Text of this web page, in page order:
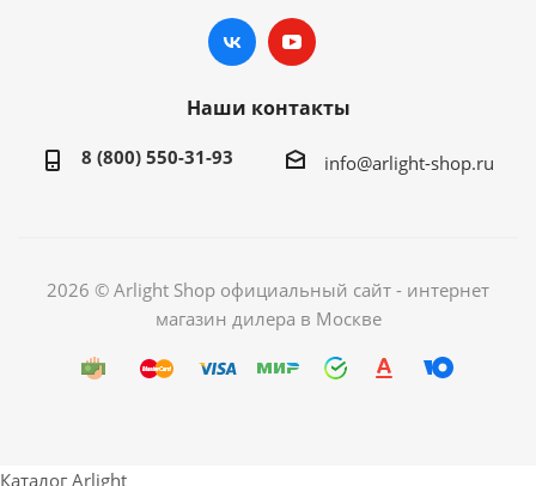
Наши контакты
8 (800) 550-31-93 info@arlight-shop.ru
2026 © Arlight Shop официальный сайт - интернет
магазин дилера в Москве
Каталог Arlight